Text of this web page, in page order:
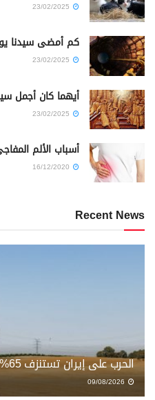
كم أمضى سيدنا
أيهما كان أجمل
أسباب الألم
Recent News
الحرب على إيران تستنزف 65% من صواريخ باتريوت الأمريكية